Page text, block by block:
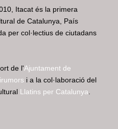
Itacat és la primera
de Catalunya, País
per col·lectius de ciutadans
de l'Ajuntament de
i a la col·laboració del
Llatins per Catalunya